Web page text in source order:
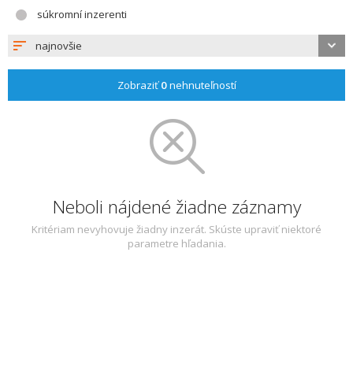
súkromní inzerenti
najnovšie
Zobraziť0nehnuteľností
Neboli nájdené žiadne záznamy
Kritériam nevyhovuje žiadny inzerát. Skúste upraviť niektoré
parametre hľadania.